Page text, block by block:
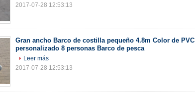
2017-07-28 12:53:13
Gran ancho Barco de costilla pequeño 4.8m Color de PVC
personalizado 8 personas Barco de pesca
Leer más
2017-07-28 12:53:13